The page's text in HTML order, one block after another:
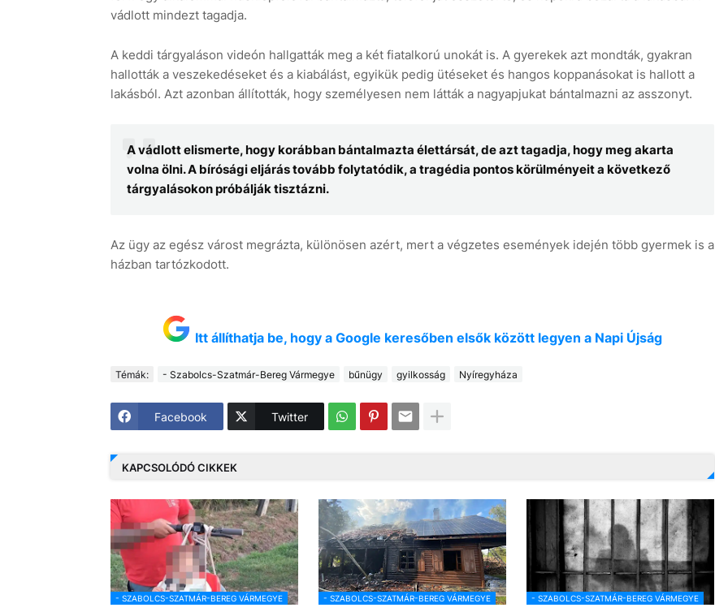
vádlott mindezt tagadja.
A keddi tárgyaláson videón hallgatták meg a két fiatalkorú unokát is. A gyerekek azt mondták, gyakran
hallották a veszekedéseket és a kiabálást, egyikük pedig ütéseket és hangos koppanásokat is hallott a
lakásból. Azt azonban állították, hogy személyesen nem látták a nagyapjukat bántalmazni az asszonyt.
A vádlott elismerte, hogy korábban bántalmazta élettársát, de azt tagadja, hogy meg akarta
volna ölni. A bírósági eljárás tovább folytatódik, a tragédia pontos körülményeit a következő
tárgyalásokon próbálják tisztázni.
Az ügy az egész várost megrázta, különösen azért, mert a végzetes események idején több gyermek is a
házban tartózkodott.
Itt állíthatja be, hogy a Google keresőben elsők között legyen a Napi Újság
Témák: - Szabolcs-Szatmár-Bereg Vármegye bűnügy gyilkosság Nyíregyháza
Facebook Twitter
KAPCSOLÓDÓ CIKKEK
- SZABOLCS-SZATMÁR-BEREG VÁRMEGYE - SZABOLCS-SZATMÁR-BEREG VÁRMEGYE - SZABOLCS-SZATMÁR-BEREG VÁRMEGYE